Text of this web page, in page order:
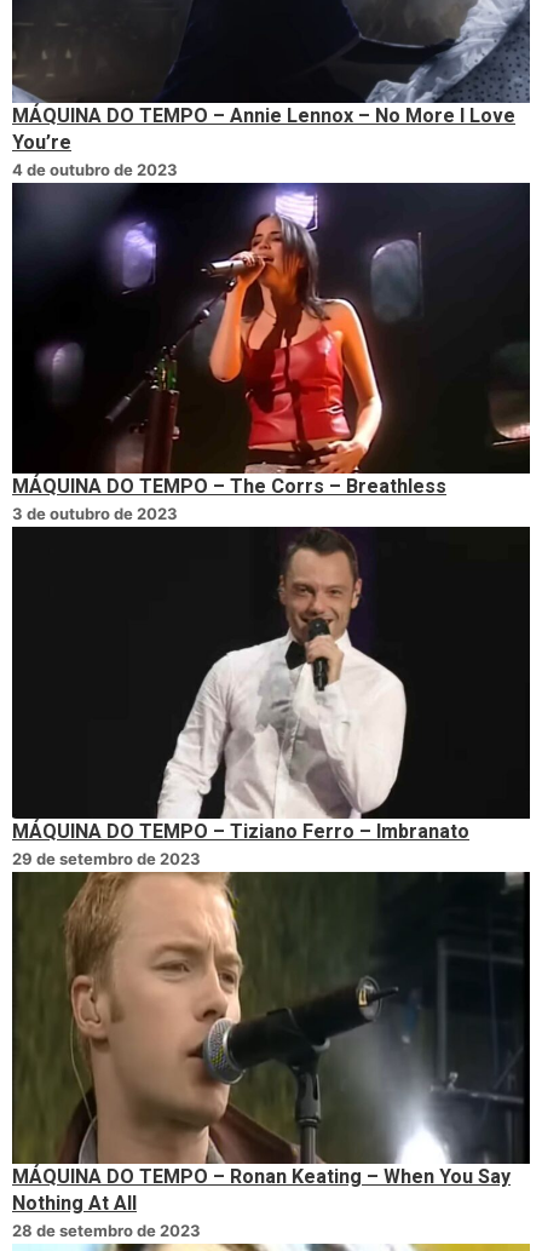
MÁQUINA DO TEMPO – Annie Lennox – No More I Love
You’re
4 de outubro de 2023
MÁQUINA DO TEMPO – The Corrs – Breathless
3 de outubro de 2023
MÁQUINA DO TEMPO – Tiziano Ferro – Imbranato
29 de setembro de 2023
MÁQUINA DO TEMPO – Ronan Keating – When You Say
Nothing At All
28 de setembro de 2023